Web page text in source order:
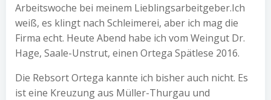
Arbeitswoche bei meinem Lieblingsarbeitgeber.Ich
weiß, es klingt nach Schleimerei, aber ich mag die
Firma echt. Heute Abend habe ich vom Weingut Dr.
Hage, Saale-Unstrut, einen Ortega Spätlese 2016.
Die Rebsort Ortega kannte ich bisher auch nicht. Es
ist eine Kreuzung aus Müller-Thurgau und